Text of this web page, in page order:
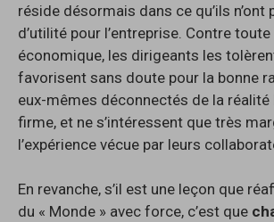
réside désormais dans ce qu’ils n’ont
d’utilité pour l’entreprise. Contre
économique, les dirigeants les
favorisent sans doute pour la bonne
eux-mêmes déconnectés de la réalité
firme, et ne s’intéressent que très
l’expérience vécue par leurs
En revanche, s’il est une leçon que
du « Monde » avec force, c’est que